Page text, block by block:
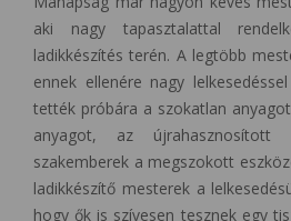
aki nagy tapasztalattal
ladikkészítés terén. A legtöbb
ennek ellenére nagy
tették próbára a szokatlan
anyagot, az
szakemberek a megszokott
ladikkészítő mesterek a
hogy ők is szívesen tesznek egy